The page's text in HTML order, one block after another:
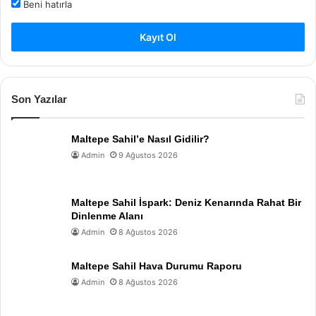
Beni hatırla
Kayıt Ol
Son Yazılar
Maltepe Sahil’e Nasıl Gidilir?
Admin 9 Ağustos 2026
Maltepe Sahil İspark: Deniz Kenarında Rahat Bir
Dinlenme Alanı
Admin 8 Ağustos 2026
Maltepe Sahil Hava Durumu Raporu
Admin 8 Ağustos 2026